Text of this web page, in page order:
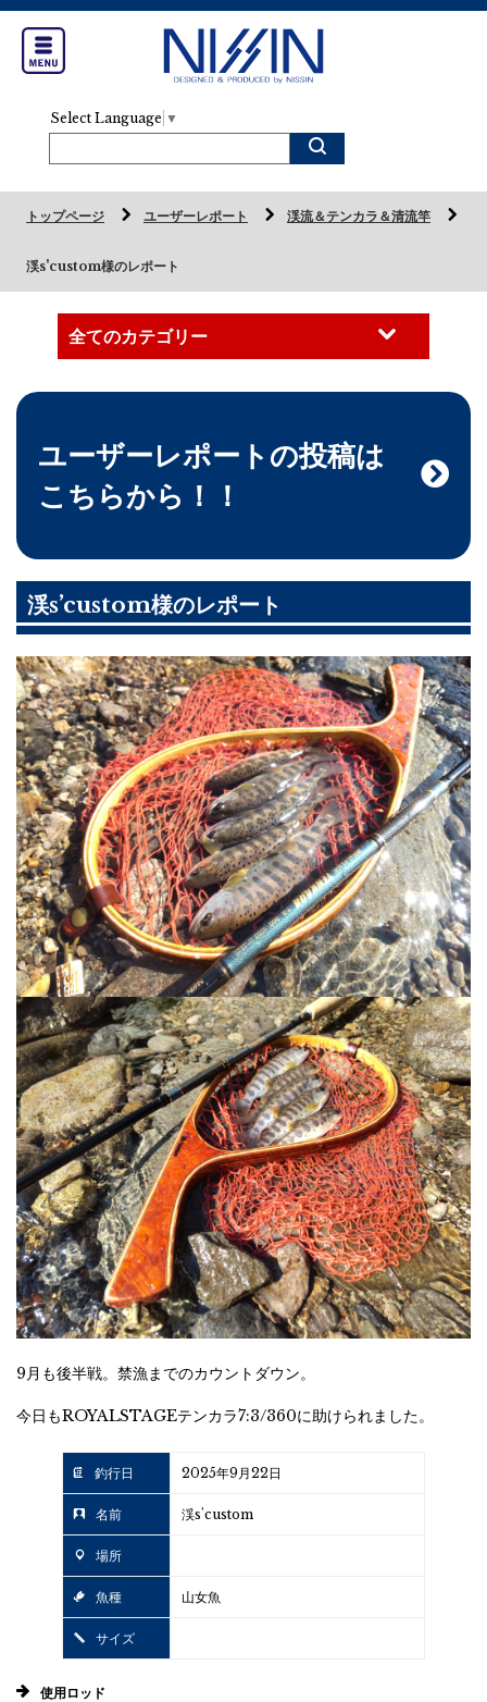
Select Language ▼
トップページ ユーザーレポート 渓流＆テンカラ＆清流竿
渓s'custom様のレポート
ユーザーレポートの投稿は
こちらから！！
渓s’custom様のレポート
9月も後半戦。禁漁までのカウントダウン。
今日もROYALSTAGEテンカラ7:3/360に助けられました。
釣行日 2025年9月22日
名前 渓s'custom
場所
魚種 山女魚
サイズ
使用ロッド